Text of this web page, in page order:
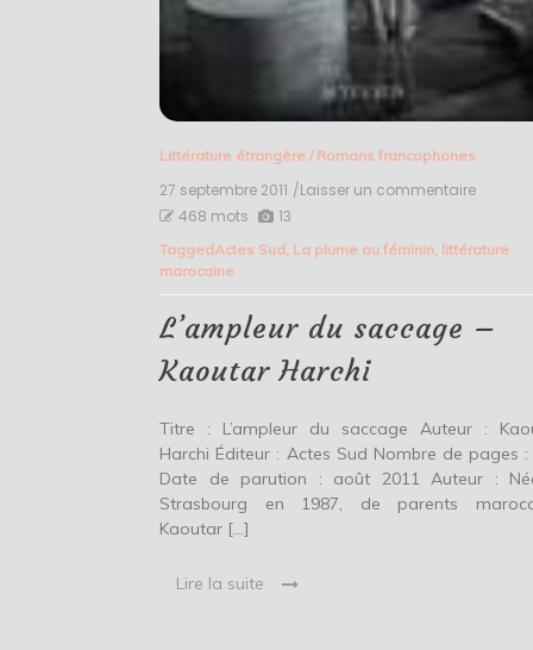
Littérature étrangère / Romans francophones
27 septembre 2011 /Laisser un commentaire
saccage
468 mots 13
TaggedActes Sud, La plume au féminin, littérature
marocaine
L’ampleur du saccage –
Kaoutar Harchi
Titre : L’ampleur du saccage Auteur :
Harchi Éditeur : Actes Sud Nombre de pages :
Date de parution : août 2011 Auteur :
Strasbourg en 1987, de parents
Kaoutar […]
Lire la suite